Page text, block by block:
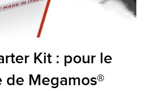
Kit : pour le
de Megamos®